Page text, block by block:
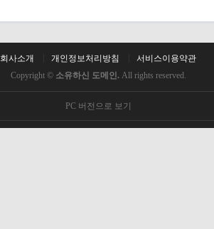
회사소개 개인정보처리방침
서비스이용약관
Copyright © 소유하신 도메인. All rights reserved.
PC 버전으로 보기